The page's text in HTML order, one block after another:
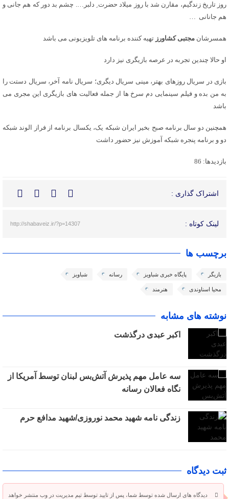
روز تاریخ زندگیم، مقارن شد با روز میلاد حضرت ِ دلبر…. چشم بد دور که هم جانی و
هم جانانی …
همسرشان مجتبی کشاورز تهیه کننده برنامه های تلویزیونی می باشد
او حالا چندین تجربه در عرصه بازیگری نیز دارد
بازی در سریال روزهای بهتر، مینی سریال دیگری؛ سریال نامه آخر، سریال دستت را
به من بده و فیلم سینمایی دم سرخ ها از جمله فعالیت های بازیگری این مجری می
باشد
همچنین دو سال برنامه صبح بخیر ایران شبکه یک، یکسال برنامه از فراز الوند شبکه
دو و برنامه پنجره شبکه آموزش نیز حضور داشت
بازدیدها: 86
اشتراک گذاری :
لینک کوتاه : http://shabaveiz.ir/?p=14307
برچسب ها
بازیگر پایگاه خبری شباویز رسانه شباویز
محیا اسناوندی هنرمند
نوشته های مشابه
اکبر عبدی درگذشت
سه عامل مهم پذیرش آتش‌بس لبنان توسط آمریکا از
نگاه فعالان رسانه
زندگی نامه شهید محمد نوروزی/شهید مدافع حرم
ثبت دیدگاه
دیدگاه های ارسال شده توسط شما، پس از تایید توسط تیم مدیریت در وب منتشر خواهد